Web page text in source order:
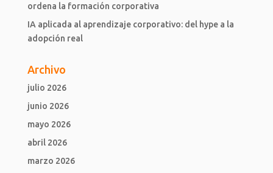
ordena la formación corporativa
IA aplicada al aprendizaje corporativo: del hype a la
adopción real
Archivo
julio 2026
junio 2026
mayo 2026
abril 2026
marzo 2026